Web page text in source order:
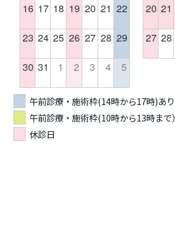
16 17 18 19 20 21 22
23 24 25 26 27 28 29
30 31 1 2 3 4 5
20 21
27 28
午前診療・施術枠(14時から17時)あり
午前診療・施術枠(10時から13時まで）
休診日